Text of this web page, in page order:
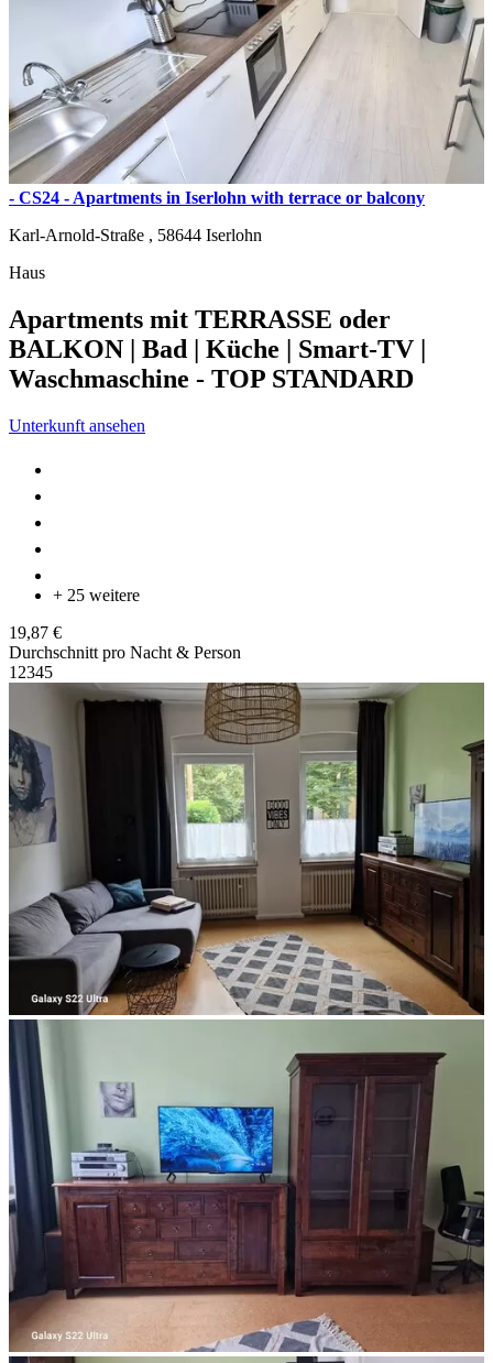
- CS24 - Apartments in Iserlohn with terrace or balcony
Karl-Arnold-Straße , 58644 Iserlohn
Haus
Apartments mit TERRASSE oder
BALKON | Bad | Küche | Smart-TV |
Waschmaschine - TOP STANDARD
Unterkunft ansehen
+ 25 weitere
19,87 €
Durchschnitt pro Nacht & Person
1 2345